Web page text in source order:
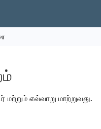
மற்றும் எவ்வாறு மாற்றுவது.